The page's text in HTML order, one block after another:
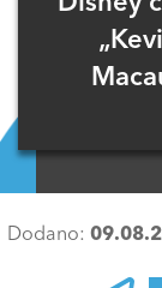
Dodano: